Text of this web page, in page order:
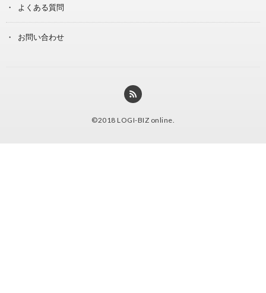
よくある質問
お問い合わせ
©2018 LOGI-BIZ online